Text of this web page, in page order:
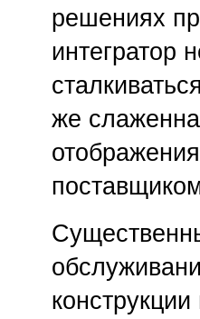
решениях
интегратор
же